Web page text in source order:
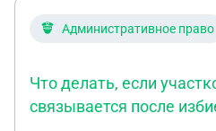
Административное право
Что делать, если
связывается после